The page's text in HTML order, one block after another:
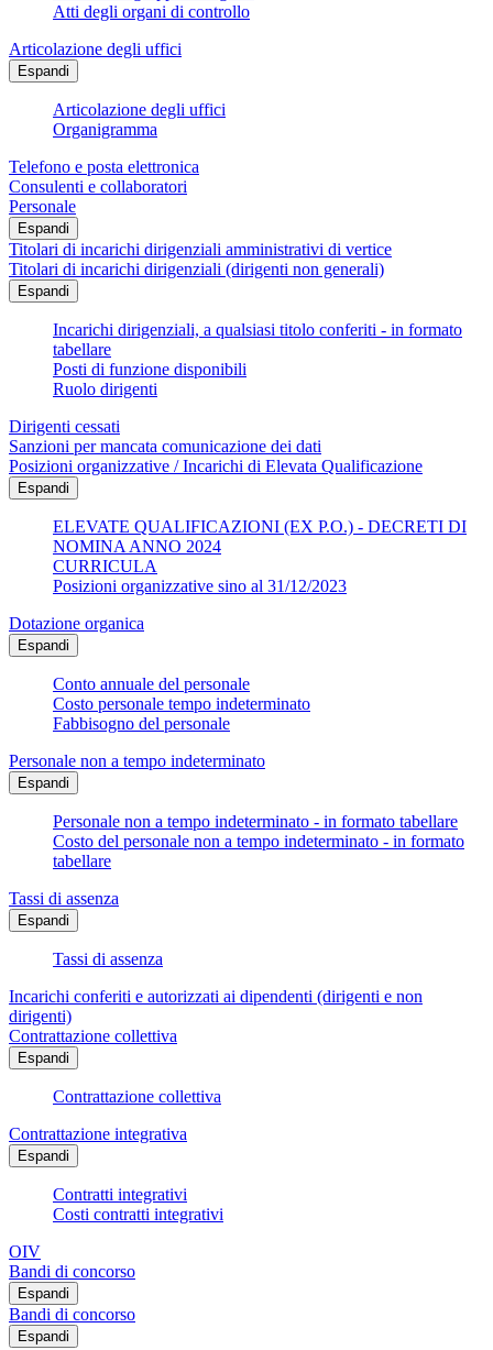
Atti degli organi di controllo
Articolazione degli uffici
Espandi
Articolazione degli uffici
Organigramma
Telefono e posta elettronica
Consulenti e collaboratori
Personale
Espandi
Titolari di incarichi dirigenziali amministrativi di vertice
Titolari di incarichi dirigenziali (dirigenti non generali)
Espandi
Incarichi dirigenziali, a qualsiasi titolo conferiti - in formato
tabellare
Posti di funzione disponibili
Ruolo dirigenti
Dirigenti cessati
Sanzioni per mancata comunicazione dei dati
Posizioni organizzative / Incarichi di Elevata Qualificazione
Espandi
ELEVATE QUALIFICAZIONI (EX P.O.) - DECRETI DI
NOMINA ANNO 2024
CURRICULA
Posizioni organizzative sino al 31/12/2023
Dotazione organica
Espandi
Conto annuale del personale
Costo personale tempo indeterminato
Fabbisogno del personale
Personale non a tempo indeterminato
Espandi
Personale non a tempo indeterminato - in formato tabellare
Costo del personale non a tempo indeterminato - in formato
tabellare
Tassi di assenza
Espandi
Tassi di assenza
Incarichi conferiti e autorizzati ai dipendenti (dirigenti e non
dirigenti)
Contrattazione collettiva
Espandi
Contrattazione collettiva
Contrattazione integrativa
Espandi
Contratti integrativi
Costi contratti integrativi
OIV
Bandi di concorso
Espandi
Bandi di concorso
Espandi